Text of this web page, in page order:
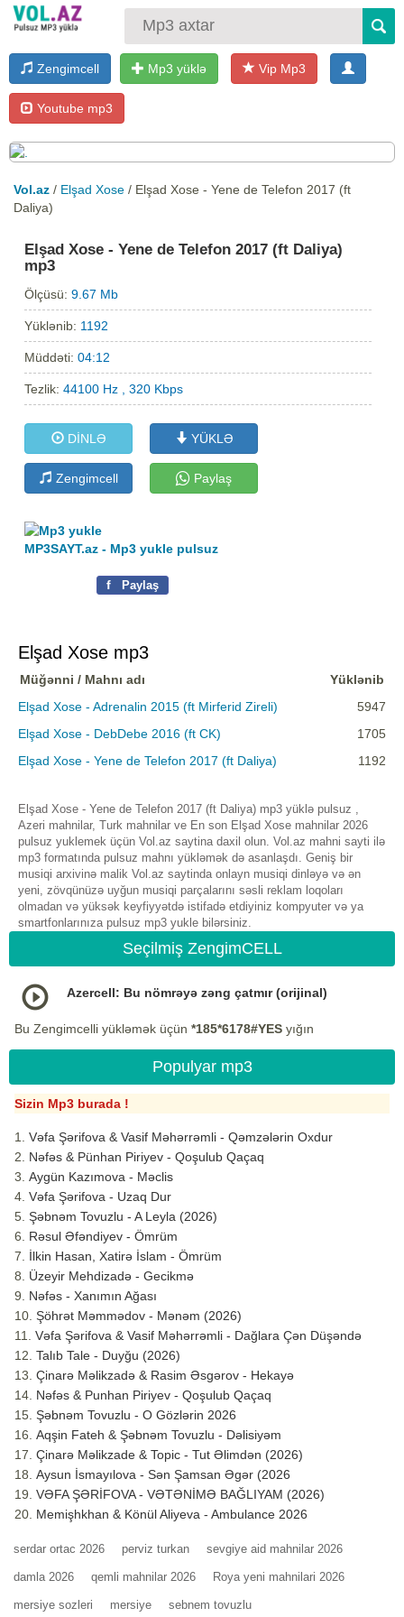
Zengimcell Mp3 yüklə Vip Mp3
Youtube mp3
Vol.az / Elşad Xose / Elşad Xose - Yene de Telefon 2017 (ft
Daliya)
Elşad Xose - Yene de Telefon 2017 (ft Daliya)
mp3
Ölçüsü:9.67 Mb
Yüklənib: 1192
Müddəti:04:12
Tezlik:44100 Hz , 320 Kbps
DİNLƏ YÜKLƏ
Zengimcell Paylaş
MP3SAYT.az - Mp3 yukle pulsuz
f Paylaş
Elşad Xose mp3
Müğənni / Mahnı adı
Yüklənib
Elşad Xose - Adrenalin 2015 (ft Mirferid Zireli)
5947
Elşad Xose - DebDebe 2016 (ft CK)
1705
Elşad Xose - Yene de Telefon 2017 (ft Daliya)
1192
Elşad Xose - Yene de Telefon 2017 (ft Daliya) mp3 yüklə pulsuz ,
Azeri mahnilar, Turk mahnilar ve En son Elşad Xose mahnilar 2026
pulsuz yuklemek üçün Vol.az saytina daxil olun. Vol.az mahni sayti ilə
mp3 formatında pulsuz mahnı yükləmək də asanlaşdı. Geniş bir
musiqi arxivinə malik Vol.az saytinda onlayn musiqi dinləyə və ən
yeni, zövqünüzə uyğun musiqi parçalarını səsli reklam loqoları
olmadan və yüksək keyfiyyətdə istifadə etdiyiniz kompyuter və ya
smartfonlarınıza pulsuz mp3 yukle bilərsiniz.
Seçilmiş ZengimCELL
Azercell: Bu nömrəyə zəng çatmır (orijinal)
Bu Zengimcelli yükləmək üçün *185*6178#YES yığın
Populyar mp3
Sizin Mp3 burada !
Vəfa Şərifova & Vasif Məhərrəmli - Qəmzələrin Oxdur
Nəfəs & Pünhan Piriyev - Qoşulub Qaçaq
Aygün Kazımova - Məclis
Vəfa Şərifova - Uzaq Dur
Şəbnəm Tovuzlu - A Leyla (2026)
Rəsul Əfəndiyev - Ömrüm
İlkin Hasan, Xatirə İslam - Ömrüm
Üzeyir Mehdizadə - Gecikmə
Nəfəs - Xanımın Ağası
Şöhrət Məmmədov - Mənəm (2026)
Vəfa Şərifova & Vasif Məhərrəmli - Dağlara Çən Düşəndə
Talıb Tale - Duyğu (2026)
Çinarə Məlikzadə & Rasim Əsgərov - Hekayə
Nəfəs & Punhan Piriyev - Qoşulub Qaçaq
Şəbnəm Tovuzlu - O Gözlərin 2026
Aqşin Fateh & Şəbnəm Tovuzlu - Dəlisiyəm
Çinarə Məlikzade & Topic - Tut Əlimdən (2026)
Aysun İsmayılova - Sən Şamsan Əgər (2026
VƏFA ŞƏRİFOVA - VƏTƏNİMƏ BAĞLIYAM (2026)
Memişhkhan & Könül Aliyeva - Ambulance 2026
serdar ortac 2026 perviz turkan sevgiye aid mahnilar 2026
damla 2026 qemli mahnilar 2026 Roya yeni mahnilari 2026
mersiye sozleri mersiye sebnem tovuzlu